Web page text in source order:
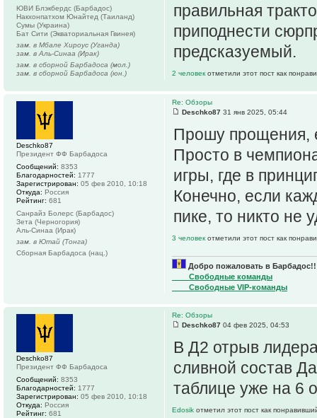
правильная
приподнести
предсказуемый.
2 человек отметили этот пост как
ЮВИ Блэкбердс (Барбадос)
Накхонпатхом Юнайтед (Таиланд)
Сумы (Украина)
Бат Сити (Экваториальная Гвинея)
зам. в Мбале Хироус (Уганда)
зам. в Аль-Синаа (Ирак)
зам. в сборной Барбадоса (мол.)
зам. в сборной Барбадоса (юн.)
Re: Обзоры
Deschko87 31 янв 2025, 05:44
Прошу прощения,
Просто в
игры, где в
Конечно, если
пике, то никто не
3 человек отметили этот пост как
Добро пожаловать в
____Свободные команды
____Свободные VIP-команды
Deschko87
Президент ФФ Барбадоса
Сообщений: 8353
Благодарностей: 1777
Зарегистрирован: 05 фев 2010, 10:18
Откуда: Россия
Рейтинг: 681
Санрайз Болерс (Барбадос)
Зета (Черногория)
Аль-Синаа (Ирак)
зам. в Ютай (Тонга)
Сборная Барбадоса (нац.)
Re: Обзоры
Deschko87 04 фев 2025, 04:53
В Д2 отрыв
сливной состав
таблице уже на 6
Edosik отметил этот пост как
Deschko87
Президент ФФ Барбадоса
Сообщений: 8353
Благодарностей: 1777
Зарегистрирован: 05 фев 2010, 10:18
Откуда: Россия
Рейтинг: 681